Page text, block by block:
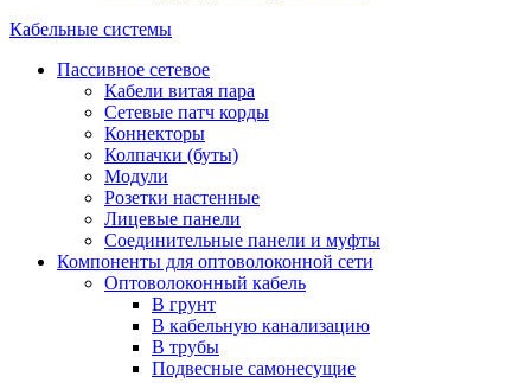
Кабельные системы
Пассивное сетевое
Кабели витая пара
Сетевые патч корды
Коннекторы
Колпачки (буты)
Модули
Розетки настенные
Лицевые панели
Соединительные панели и муфты
Компоненты для оптоволоконной сети
Оптоволоконный кабель
В грунт
В кабельную канализацию
В трубы
Подвесные самонесущие